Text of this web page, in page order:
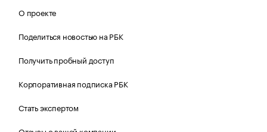
О проекте
Поделиться новостью на РБК
Получить пробный доступ
Корпоративная подписка РБК
Стать экспертом